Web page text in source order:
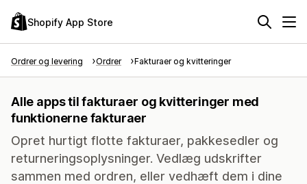
Shopify App Store
Ordrer og levering Ordrer Fakturaer og kvitteringer
Alle apps til fakturaer og kvitteringer med
funktionerne fakturaer
Opret hurtigt flotte fakturaer, pakkesedler og
returneringsoplysninger. Vedlæg udskrifter
sammen med ordren, eller vedhæft dem i dine